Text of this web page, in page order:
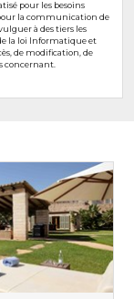
pour les besoins
la communication de
à des tiers les
la loi Informatique et
de modification, de
concernant.